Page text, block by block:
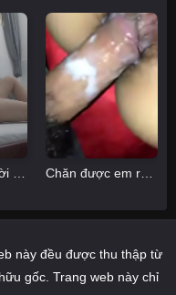
này đều được thu thập từ
gốc. Trang web này chỉ